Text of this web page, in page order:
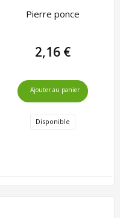
Pierre ponce
2,16 €
Ajouter au panier
Disponible